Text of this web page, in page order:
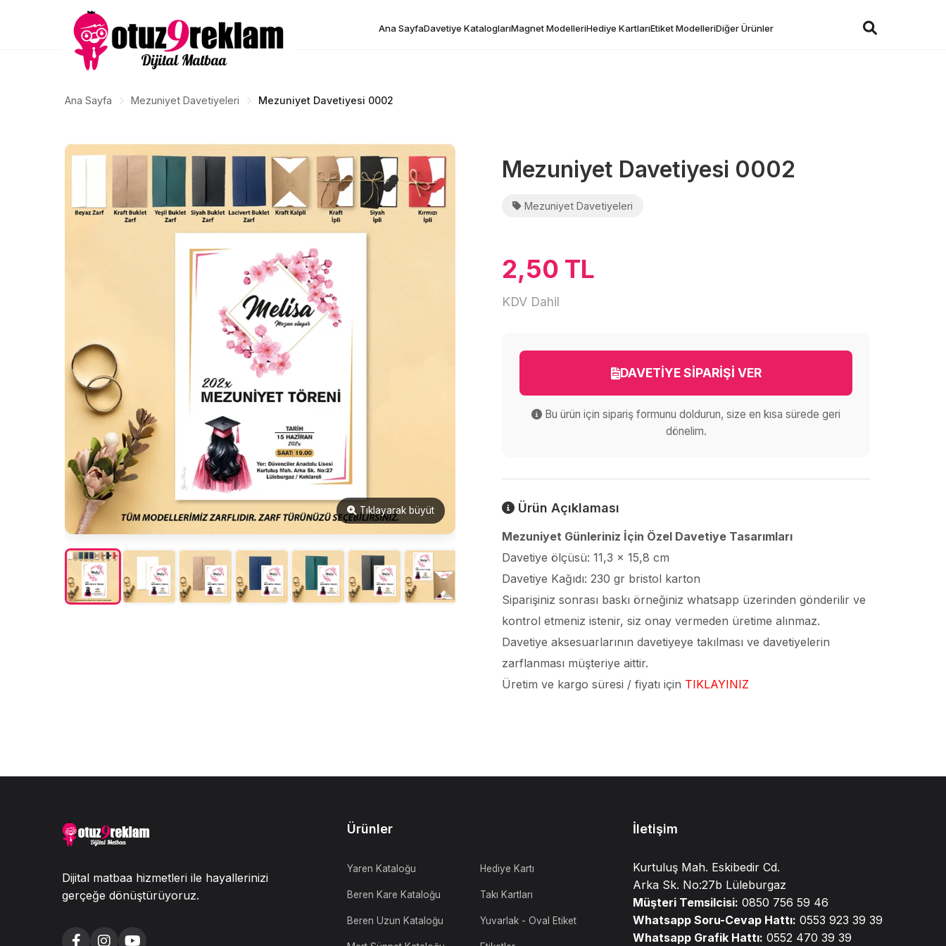
Ana SayfaDavetiye KataloglarıMagnet ModelleriHediye KartlarıEtiket ModelleriDiğer Ürünler
Ana Sayfa Mezuniyet Davetiyeleri Mezuniyet Davetiyesi 0002
Tıklayarak büyüt
Mezuniyet Davetiyesi 0002
Mezuniyet Davetiyeleri
2,50 TL
KDV Dahil
DAVETİYE SİPARİŞİ VER
Bu ürün için sipariş formunu doldurun, size en kısa sürede geri
dönelim.
Ürün Açıklaması
Mezuniyet Günleriniz İçin Özel Davetiye Tasarımları
Davetiye ölçüsü: 11,3 x 15,8 cm
Davetiye Kağıdı: 230 gr bristol karton
Siparişiniz sonrası baskı örneğiniz whatsapp üzerinden gönderilir ve
kontrol etmeniz istenir, siz onay vermeden üretime alınmaz.
Davetiye aksesuarlarının davetiyeye takılması ve davetiyelerin
zarflanması müşteriye aittir.
Üretim ve kargo süresi / fiyatı için TIKLAYINIZ
Dijital matbaa hizmetleri ile hayallerinizi
gerçeğe dönüştürüyoruz.
Ürünler
Yaren Kataloğu
Beren Kare Kataloğu
Beren Uzun Kataloğu
Hediye Kartı
Takı Kartları
Yuvarlak - Oval Etiket
İletişim
Kurtuluş Mah. Eskibedir Cd.
Arka Sk. No:27b Lüleburgaz
Müşteri Temsilcisi: 0850 756 59 46
Whatsapp Soru-Cevap Hattı: 0553 923 39 39
Whatsapp Grafik Hattı: 0552 470 39 39